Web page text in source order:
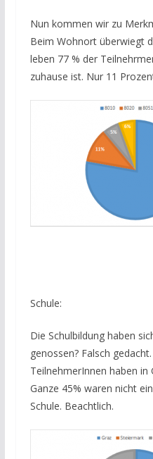
Nun kommen wir zu
Beim Wohnort überwiegt
leben 77 % der
zuhause ist. Nur 11
Schule:
Die Schulbildung haben
genossen? Falsch
TeilnehmerInnen haben
Ganze 45% waren nicht
Schule. Beachtlich.